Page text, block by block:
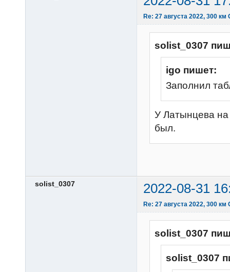
Re: 27 августа 2022, 300 км
solist_0307
igo пишет:
Заполнил
У Латынцева на
был.
solist_0307 2022-08-31
Re: 27 августа 2022, 300 км
solist_0307
solist_0307